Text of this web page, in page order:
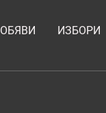
ОБЯВИ ИЗБОРИ